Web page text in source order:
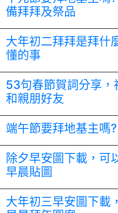
備拜拜及祭品
大年初二拜拜是拜什
懂的事
53句春節賀詞分享，
和親朋好友
端午節要拜地基主嗎
除夕早安圖下載，可
早晨貼圖
大年初三早安圖下載